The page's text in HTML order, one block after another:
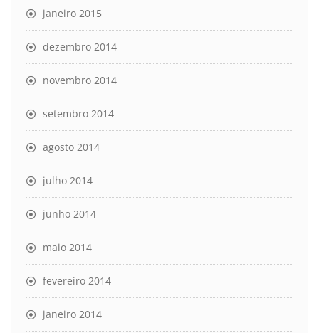
janeiro 2015
dezembro 2014
novembro 2014
setembro 2014
agosto 2014
julho 2014
junho 2014
maio 2014
fevereiro 2014
janeiro 2014